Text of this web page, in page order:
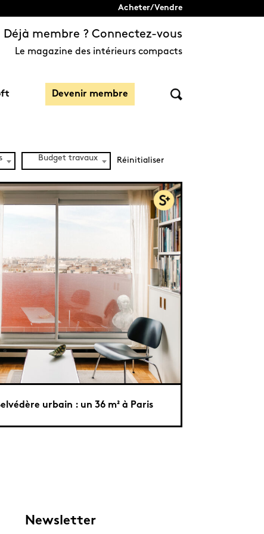
Acheter/Vendre
Déjà membre ? Connectez-vous
Le magazine des intérieurs compacts
Devenir membre
Budget travaux Réinitialiser
urbain : un 36 m² à Paris
Newsletter